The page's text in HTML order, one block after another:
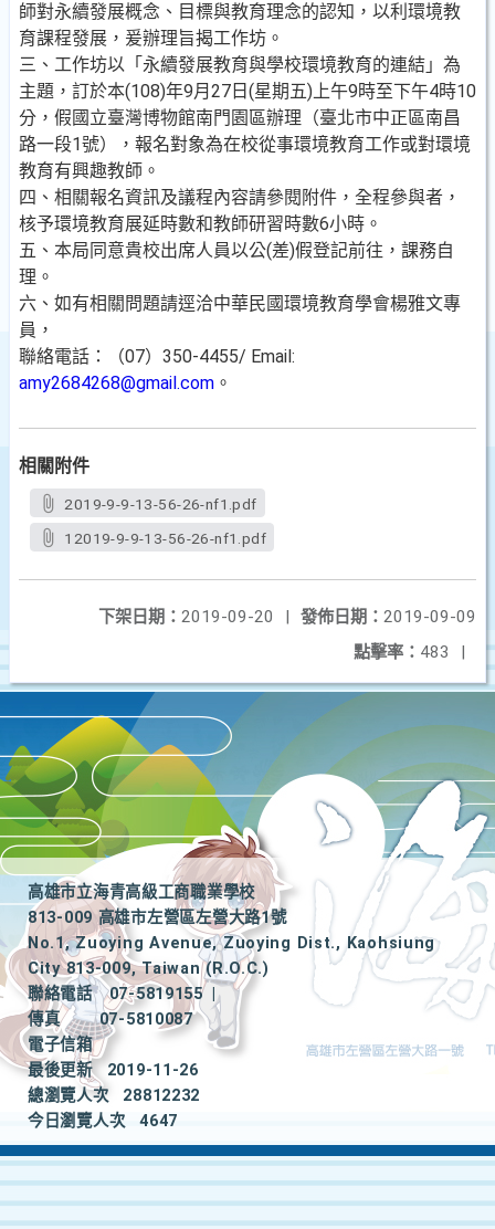
師對永續發展概念、目標與教育理念的認知，以利環境教
育課程發展，爰辦理旨揭工作坊。
三、工作坊以「永續發展教育與學校環境教育的連結」為
主題，訂於本(108)年9月27日(星期五)上午9時至下午4時10
分，假國立臺灣博物館南門園區辦理（臺北市中正區南昌
路一段1號），報名對象為在校從事環境教育工作或對環境
教育有興趣教師。
四、相關報名資訊及議程內容請參閱附件，全程參與者，
核予環境教育展延時數和教師研習時數6小時。
五、本局同意貴校出席人員以公(差)假登記前往，課務自
理。
六、如有相關問題請逕洽中華民國環境教育學會楊雅文專
員，
聯絡電話：（07）350-4455/ Email:
amy2684268@gmail.com 。
相關附件
2019-9-9-13-56-26-nf1.pdf
12019-9-9-13-56-26-nf1.pdf
發佈日期： 2019-09-09
下架日期： 2019-09-20
|
點擊率： 483 |
高雄市立海青高級工商職業學校
813-009 高雄市左營區左營大路1號
No.1, Zuoying Avenue, Zuoying Dist., Kaohsiung
City 813-009, Taiwan (R.O.C.)
聯絡電話
07-5819155
|
傳真
07-5810087
電子信箱
最後更新
2019-11-26
總瀏覽人次
28812232
今日瀏覽人次
4647